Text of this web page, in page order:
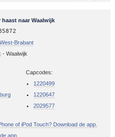
naar Waalwijk
Brabant
- Waalwijk
Capcodes:
1220499
1220647
2029577
of iPod Touch? Download de app.
app.